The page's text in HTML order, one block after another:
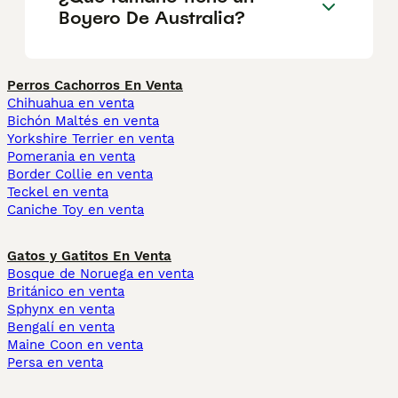
Boyero De Australia?
Perros Cachorros En Venta
Chihuahua en venta
Bichón Maltés en venta
Yorkshire Terrier en venta
Pomerania en venta
Border Collie en venta
Teckel en venta
Caniche Toy en venta
Gatos y Gatitos En Venta
Bosque de Noruega en venta
Británico en venta
Sphynx en venta
Bengalí en venta
Maine Coon en venta
Persa en venta